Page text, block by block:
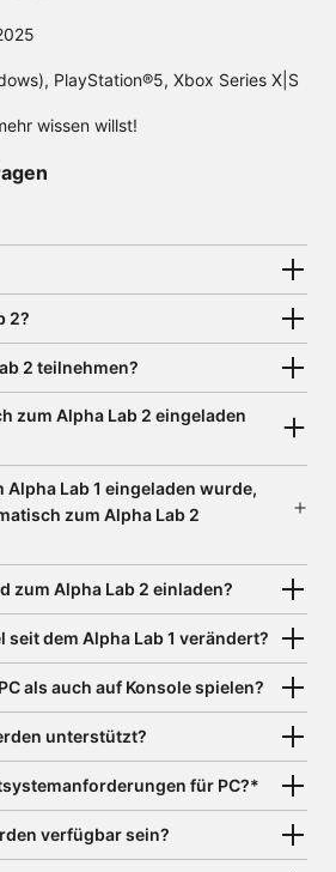
PlayStation®5, Xbox Series X|S
wissen willst!
2?
2 teilnehmen?
zum Alpha Lab 2 eingeladen
Alpha Lab 1 eingeladen wurde,
zum Alpha Lab 2
zum Alpha Lab 2 einladen?
seit dem Alpha Lab 1 verändert?
als auch auf Konsole spielen?
unterstützt?
für PC?*
verfügbar sein?